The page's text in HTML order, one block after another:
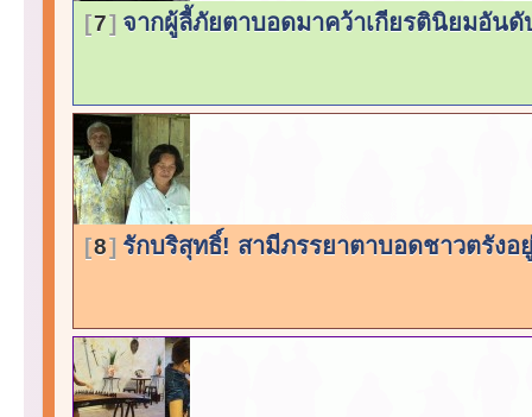
7 จากผู้ลี้ภัยตาบอดมาคว้าเกียรตินิยมอัน
8 รักบริสุทธิ์! สามีภรรยาตาบอดชาวตรัง